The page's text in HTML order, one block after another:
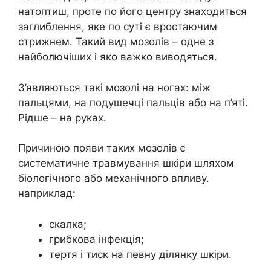
натоптиш, проте по його центру знаходиться
заглиблення, яке по суті є вростаючим
стрижнем. Такий вид мозолів – одне з
найболючіших і яко важко виводяться.
З’являються такі мозолі на ногах: між
пальцями, на подушечці пальців або на п’яті.
Рідше – на руках.
Причиною появи таких мозолів є
систематичне травмування шкіри шляхом
біологічного або механічного впливу.
наприклад:
скалка;
грибкова інфекція;
тертя і тиск на певну ділянку шкіри.